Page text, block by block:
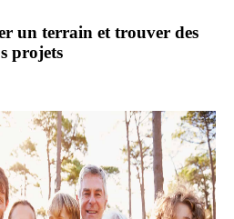
un terrain et trouver des
projets